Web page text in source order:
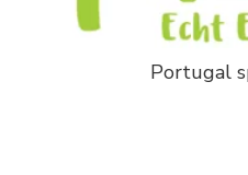
Portugal